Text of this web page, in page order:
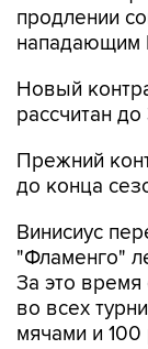
продлении
нападающим
Новый
рассчитан
Прежний
до конца
Винисиус
"Фламенго"
За это
во всех
мячами и